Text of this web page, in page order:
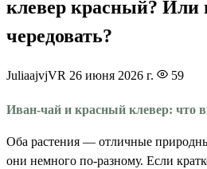
клевер красный? Или
чередовать?
JuliaajvjVR 26 июня 2026 г. 59
Иван-чай и красный клевер: что
Оба растения — отличные
они немного по-разному. Если